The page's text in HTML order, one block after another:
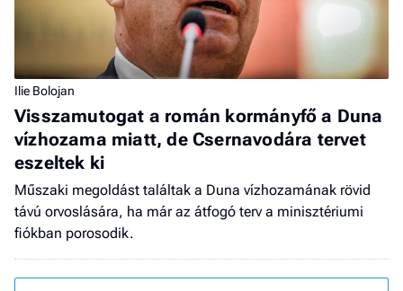
Ilie Bolojan
Visszamutogat a román kormányfő a Duna
vízhozama miatt, de Csernavodára tervet
eszeltek ki
Műszaki megoldást találtak a Duna vízhozamának rövid
távú orvoslására, ha már az átfogó terv a minisztériumi
fiókban porosodik.